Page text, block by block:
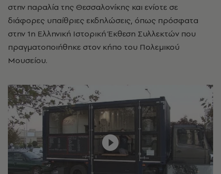
στην παραλία της Θεσσαλονίκης και ενίοτε σε
διάφορες υπαίθριες εκδηλώσεις, όπως πρόσφατα
στην 1η Ελληνική Ιστορική Έκθεση Συλλεκτών που
πραγματοποιήθηκε στον κήπο του Πολεμικού
Μουσείου.